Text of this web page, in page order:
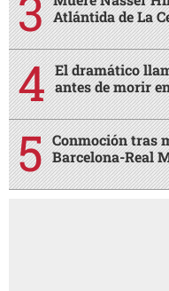
Atlántida de La
El dramático
antes de morir
Conmoción tras
Barcelona-Real